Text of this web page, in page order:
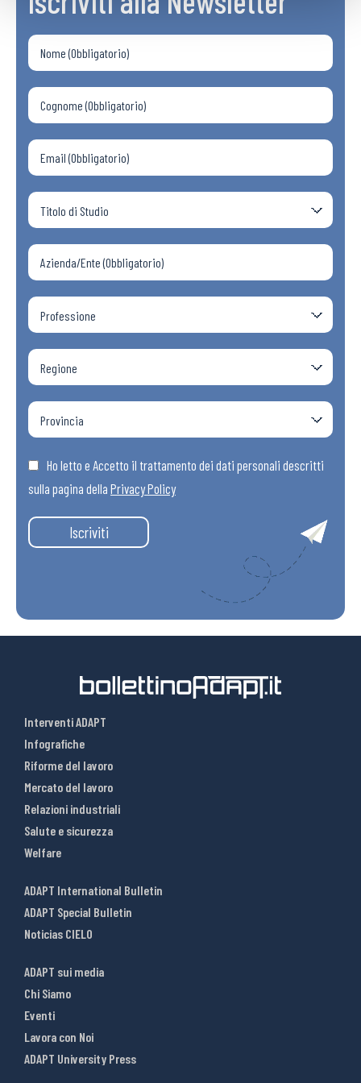
Ho letto e Accetto il trattamento dei dati personali descritti
sulla pagina della Privacy Policy
Iscriviti
Interventi ADAPT
Infografiche
Riforme del lavoro
Mercato del lavoro
Relazioni industriali
Salute e sicurezza
Welfare
ADAPT International Bulletin
ADAPT Special Bulletin
Noticias CIELO
ADAPT sui media
Chi Siamo
Eventi
Lavora con Noi
ADAPT University Press